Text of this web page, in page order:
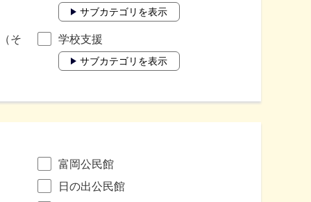
サブカテゴリを表示
そ 学校支援
サブカテゴリを表示
富岡公民館
日の出公民館